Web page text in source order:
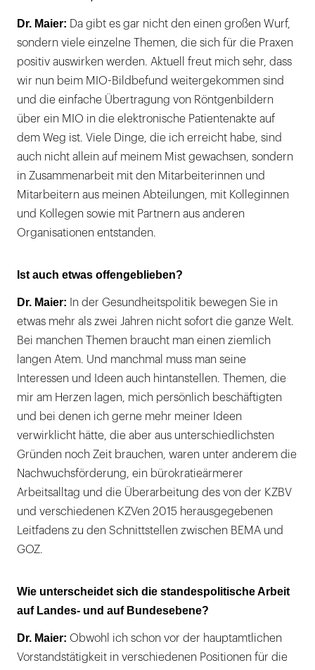
Dr. Maier: Da gibt es gar nicht den einen großen Wurf,
sondern viele einzelne Themen, die sich für die Praxen
positiv auswirken werden. Aktuell freut mich sehr, dass
wir nun beim MIO-Bildbefund weitergekommen sind
und die einfache Übertragung von Röntgenbildern
über ein MIO in die elektronische Patientenakte auf
dem Weg ist. Viele Dinge, die ich erreicht habe, sind
auch nicht allein auf meinem Mist gewachsen, sondern
in Zusammenarbeit mit den Mitarbeiterinnen und
Mitarbeitern aus meinen Abteilungen, mit Kolleginnen
und Kollegen sowie mit Partnern aus anderen
Organisationen entstanden.
Ist auch etwas offengeblieben?
Dr. Maier: In der Gesundheitspolitik bewegen Sie in
etwas mehr als zwei Jahren nicht sofort die ganze Welt.
Bei manchen Themen braucht man einen ziemlich
langen Atem. Und manchmal muss man seine
Interessen und Ideen auch hintanstellen. Themen, die
mir am Herzen lagen, mich persönlich beschäftigten
und bei denen ich gerne mehr meiner Ideen
verwirklicht hätte, die aber aus unterschiedlichsten
Gründen noch Zeit brauchen, waren unter anderem die
Nachwuchsförderung, ein bürokratieärmerer
Arbeitsalltag und die Überarbeitung des von der KZBV
und verschiedenen KZVen 2015 herausgegebenen
Leitfadens zu den Schnittstellen zwischen BEMA und
GOZ.
Wie unterscheidet sich die standespolitische Arbeit
auf Landes- und auf Bundesebene?
Dr. Maier: Obwohl ich schon vor der hauptamtlichen
Vorstandstätigkeit in verschiedenen Positionen für die